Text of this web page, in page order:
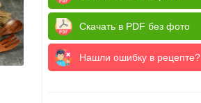
Скачать в PDF без фото
Нашли ошибку в рецепте?